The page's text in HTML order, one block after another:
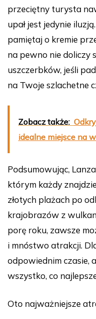
przeciętny turysta
upał jest jedynie
pamiętaj o kremie
na pewno nie doliczy
uszczerbków, jeśli
na Twoje szlachetne
Zobacz także:
idealne miejsce na
Podsumowując,
którym każdy
złotych plażach po
krajobrazów z
porę roku, zawsze
i mnóstwo atrakcji.
odpowiednim czasie,
wszystko, co
Oto najważniejsze